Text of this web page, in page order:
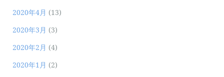
2020年4月 (13)
2020年3月 (3)
2020年2月 (4)
2020年1月 (2)